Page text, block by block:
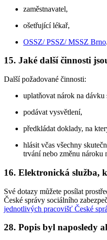
zaměstnavatel,
ošetřující lékař,
OSSZ/ PSSZ/ MSSZ Brno.
15. Jaké další činnosti
Další požadované činnosti:
uplatňovat nárok na dávku
podávat vysvětlení,
předkládat doklady, na
hlásit včas všechny
trvání nebo změnu nároku
16. Elektronická služba,
Své dotazy můžete posílat
České správy sociálního
jednotlivých pracovišť České
28. Popis byl naposledy